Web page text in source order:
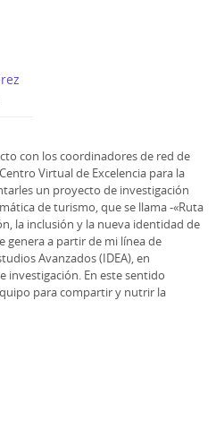
con los coordinadores de red de
Virtual de Excelencia para la
un proyecto de investigación
de turismo, que se llama -«Ruta
la inclusión y la nueva identidad de
genera a partir de mi línea de
Avanzados (IDEA), en
investigación. En este sentido
para compartir y nutrir la